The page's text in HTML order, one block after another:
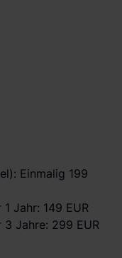
Einmalig 199
Jahr: 149 EUR
Jahre: 299 EUR